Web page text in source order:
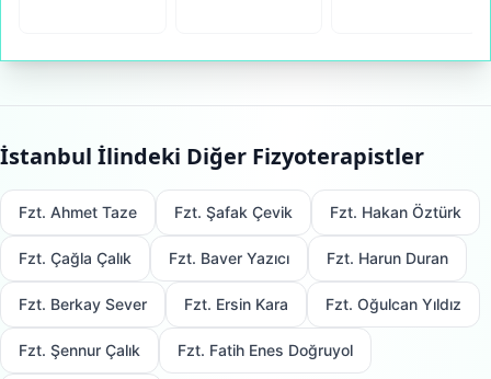
İstanbul İlindeki Diğer Fizyoterapistler
Fzt. Ahmet Taze Fzt. Şafak Çevik Fzt. Hakan Öztürk
Fzt. Çağla Çalık Fzt. Baver Yazıcı Fzt. Harun Duran
Fzt. Berkay Sever Fzt. Ersin Kara Fzt. Oğulcan Yıldız
Fzt. Şennur Çalık Fzt. Fatih Enes Doğruyol